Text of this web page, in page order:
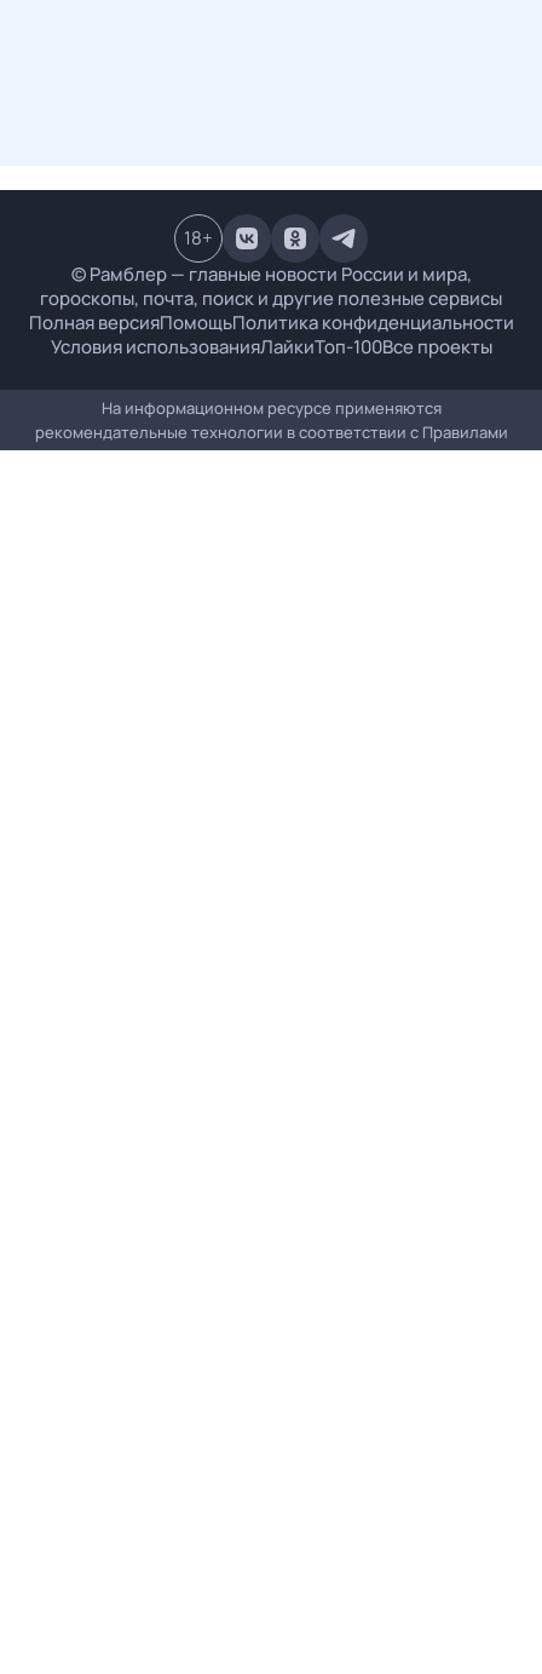
© Рамблер — главные новости России и мира,
гороскопы, почта, поиск и другие полезные сервисы
Полная версияПомощьПолитика конфиденциальности
Условия использованияЛайкиТоп-100Все проекты
18+
На информационном ресурсе применяются
рекомендательные технологии в соответствии с Правилами